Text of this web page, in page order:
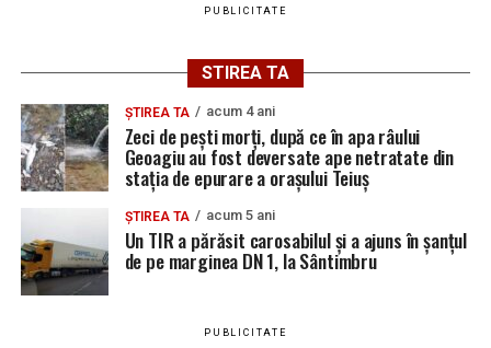
PUBLICITATE
STIREA TA
ȘTIREA TA acum 4 ani
Zeci de pești morți, după ce în apa râului
Geoagiu au fost deversate ape netratate din
stația de epurare a orașului Teiuș
ȘTIREA TA acum 5 ani
Un TIR a părăsit carosabilul și a ajuns în șanțul
de pe marginea DN 1, la Sântimbru
PUBLICITATE